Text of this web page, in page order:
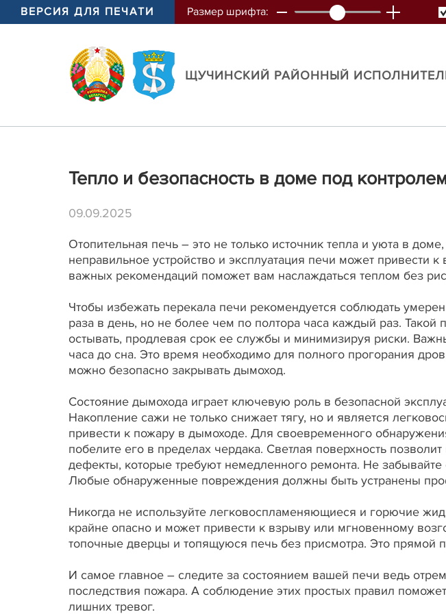
ВЕРСИЯ ДЛЯ ПЕЧАТИ Размер шрифта:
ЩУЧИНСКИЙ РАЙОННЫЙ
Тепло и безопасность в доме под
09.09.2025
Отопительная печь – это не только источник тепла и уюта в
неправильное устройство и эксплуатация печи может
важных рекомендаций поможет вам наслаждаться теплом без
Чтобы избежать перекала печи рекомендуется соблюдать
раза в день, но не более чем по полтора часа каждый раз. Такой
остывать, продлевая срок ее службы и минимизируя риски.
часа до сна. Это время необходимо для полного прогорания
можно безопасно закрывать дымоход.
Состояние дымохода играет ключевую роль в безопасной
Накопление сажи не только снижает тягу, но и является
привести к пожару в дымоходе. Для своевременного
побелите его в пределах чердака. Светлая поверхность
дефекты, которые требуют немедленного ремонта. Не
Любые обнаруженные повреждения должны быть устранены
Никогда не используйте легковоспламеняющиеся и горючие
крайне опасно и может привести к взрыву или мгновенному
топочные дверцы и топящуюся печь без присмотра. Это прямой
И самое главное – следите за состоянием вашей печи ведь
последствия пожара. А соблюдение этих простых правил
лишних тревог.